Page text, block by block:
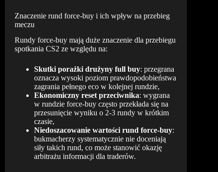
Znaczenie rund force-buy i ich wpływ na przebieg
meczu
Rundy force-buy mają duże znaczenie dla przebiegu
spotkania CS2 ze względu na:
Skutki porażki drużyny full buy: przegrana
oznacza wysoki poziom prawdopodobieństwa
zagrania pełnego eco w kolejnej rundzie,
Ekonomiczny reset przeciwnika: wygrana
w rundzie force-buy często przekłada się na
przesunięcie wyniku o 2-3 rundy w krótkim
czasie,
Niedoszacowanie wartości rund force-buy:
bukmacherzy systematycznie nie doceniają
siły takich rund, co może stanowić okazję
arbitrażu informacji dla traderów.